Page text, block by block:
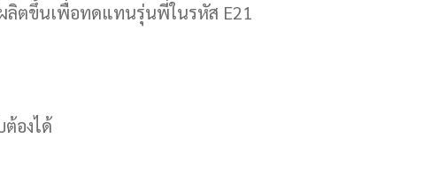
ลิตขึ้นเพื่อทดแทนรุ่นพี่ในรหัส E21
องได้